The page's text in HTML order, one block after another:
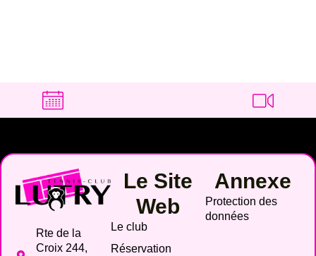
Rte de la
Croix 244,
Le Site
Web
Le club
Réservation
Annexe
Protection des
données